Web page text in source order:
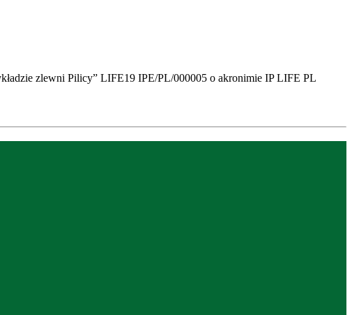
zlewni Pilicy” LIFE19 IPE/PL/000005 o akronimie IP LIFE PL